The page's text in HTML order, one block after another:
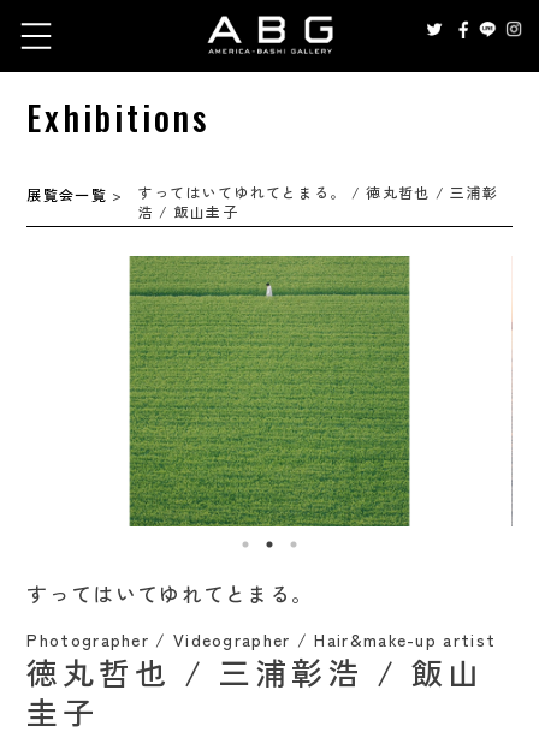
Exhibitions
展覧会一覧 >
すってはいてゆれてとまる。 / 徳丸哲也 / 三浦彰
浩 / 飯山圭子
すってはいてゆれてとまる。
Photographer / Videographer / Hair&make-up artist
徳丸哲也 / 三浦彰浩 / 飯山
圭子